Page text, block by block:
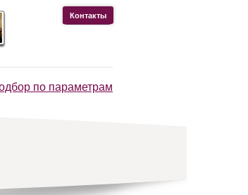
по параметрам
Контакты